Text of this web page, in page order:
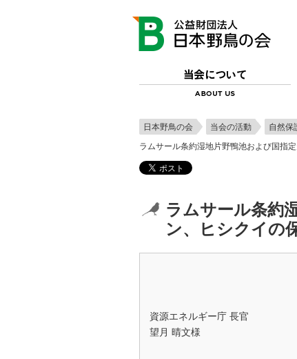
日本野鳥の会 当会の活動 自然保
ラムサール条約湿地片野鴨池および国指
ラムサール条約
ン、ヒシクイの
資源エネルギー庁 長官
望月 晴文様